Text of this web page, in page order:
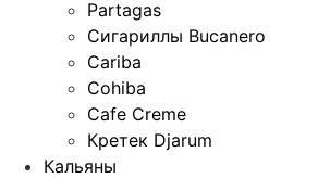
Partagas
Сигариллы Bucanero
Cariba
Cohiba
Cafe Creme
Кретек Djarum
Кальяны